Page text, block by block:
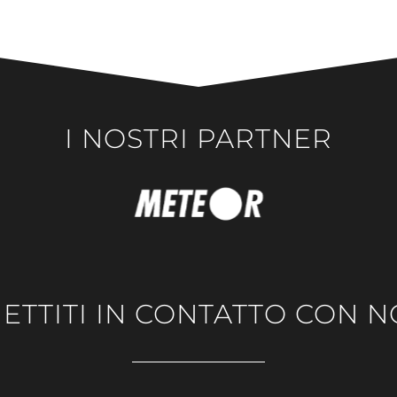
I NOSTRI PARTNER
IN CONTATTO CON